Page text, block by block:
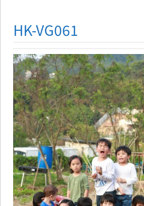
HK-VG061